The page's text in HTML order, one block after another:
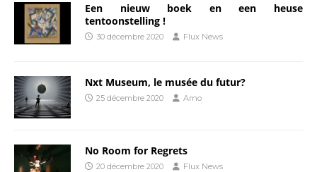
Een nieuw boek en een heuse
tentoonstelling !
30 décembre 2020 Flux News
Nxt Museum, le musée du futur?
25 décembre 2020 Arno
No Room for Regrets
20 décembre 2020 Flux News